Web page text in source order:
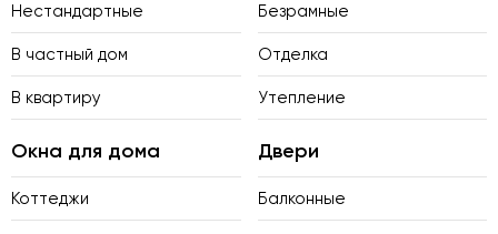
Нестандартные
В частный дом
В квартиру
Безрамные
Отделка
Утепление
Окна для дома
Коттеджи
Двери
Балконные